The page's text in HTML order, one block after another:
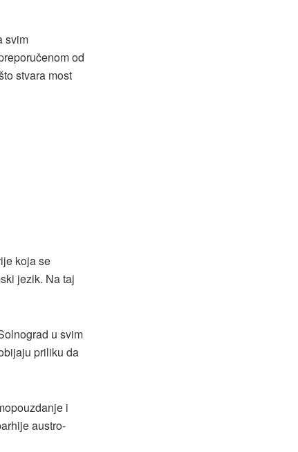
svim
od
stvara most
koja se
jezik. Na taj
u svim
priliku da
i
austro-